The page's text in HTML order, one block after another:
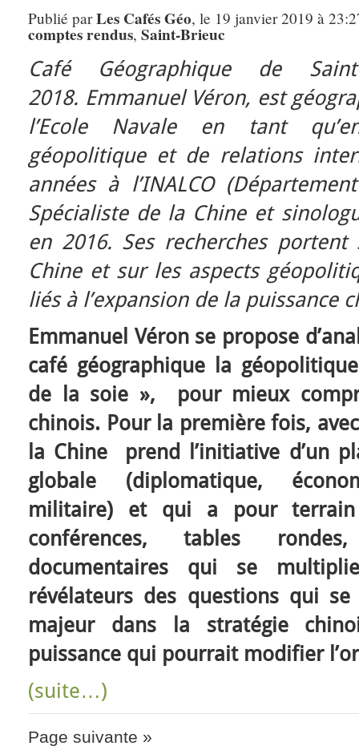
Publié parLes Cafés Géo, le 19 janvier 2019 à
comptes rendus, Saint-Brieuc
Café Géographique de
2018. Emmanuel Véron, est
l’Ecole Navale en tant
géopolitique et de relations
années à l’INALCO
Spécialiste de la Chine et
en 2016. Ses recherches
Chine et sur les aspects
liés à l’expansion de la puissance
Emmanuel Véron se propose
café géographique la
de la soie », pour mieux
chinois. Pour la première fois,
la Chine prend l’initiative d’un
globale (diplomatique,
militaire) et qui a pour terrain
conférences, tables
documentaires qui se
révélateurs des questions qui
majeur dans la stratégie
puissance qui pourrait modifier
(suite…)
Page suivante »